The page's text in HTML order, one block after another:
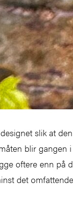
slik at
blir gangen
oftere enn på
det